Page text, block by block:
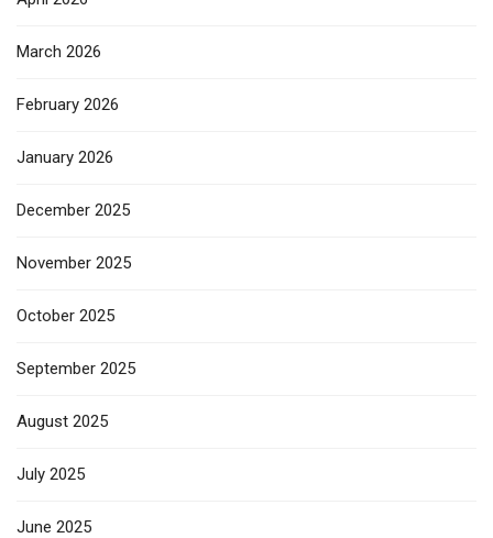
March 2026
February 2026
January 2026
December 2025
November 2025
October 2025
September 2025
August 2025
July 2025
June 2025